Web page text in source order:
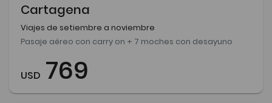
Cartagena
Viajes de setiembre a noviembre
Pasaje aéreo con carry on + 7 moches con desayuno
USD 769